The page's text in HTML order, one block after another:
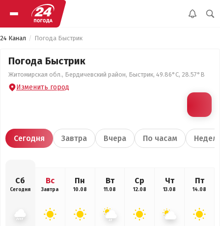
24 Канал Погода Быстрик
Погода Быстрик
Житомирская обл., Бердичевский район, Быстрик, 49.86°С, 28.57°В
Изменить город
Сегодня Завтра Вчера По часам
Сб
Сегодня
Вс
Завтра
Пн
10.08
Вт
11.08
Ср
12.08
Чт
13.08
Пт
14.08